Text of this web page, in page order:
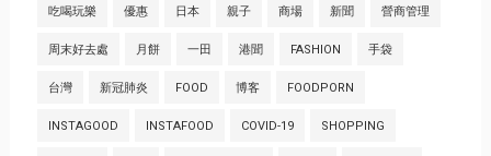
吃喝玩樂 優惠 日本 親子 商場 新聞 營商管理
周末好去處 月餅 一田 港聞 FASHION 手袋
台灣 新冠肺炎 FOOD 博客 FOODPORN
INSTAGOOD INSTAFOOD COVID-19 SHOPPING